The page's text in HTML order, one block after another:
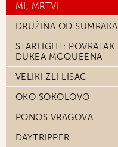
MI, MRTVI
DRUŽINA OD SUMRAKA
STARLIGHT: POVRATAK
DUKEA MCQUEENA
VELIKI ZLI LISAC
OKO SOKOLOVO
PONOS VRAGOVA
DAYTRIPPER